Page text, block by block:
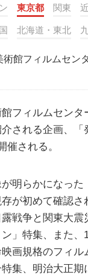
東京都 関東
北海道・東北
術館フィルムセン
フィルムセンタ
される企画、「
催される。
明らかになった
が初めて確認さ
戦争と関東大震
」特集、また、
画規格のフィル
集、明治大正期